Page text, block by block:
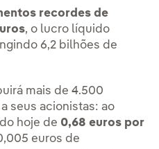
recordes de
, o lucro líquido
6,2 bilhões de
mais de 4.500
seus acionistas: ao
hoje de 0,68 euros por
euros de